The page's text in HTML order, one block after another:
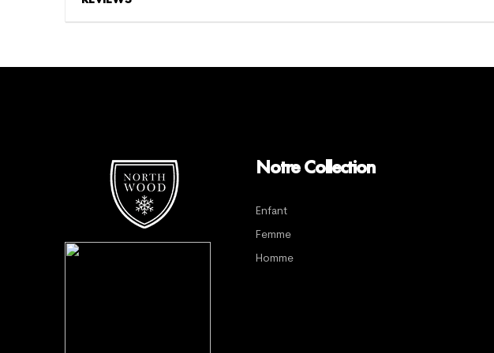
Notre Collection
Enfant
Femme
Homme